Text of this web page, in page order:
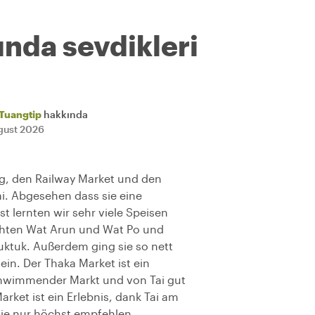
sevdikleri
hakkında
2026
den Railway Market und den
Abgesehen dass sie eine
lernten wir sehr viele Speisen
Wat Arun und Wat Po und
Außerdem ging sie so nett
Der Thaka Market ist ein
Markt und von Tai gut
ist ein Erlebnis, dank Tai am